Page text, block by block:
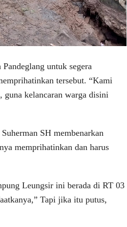
untuk segera
tersebut. “Kami
guna kelancaran warga disini
SH membenarkan
memprihatinkan dan harus
Leungsir ini berada di RT 03
Tapi jika itu putus,